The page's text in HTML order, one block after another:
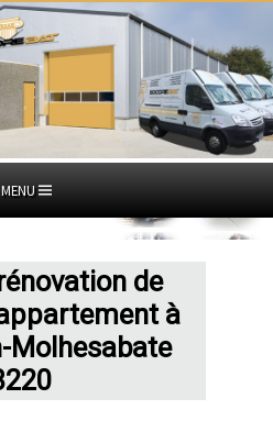
MENU
de
à
Molhesabate